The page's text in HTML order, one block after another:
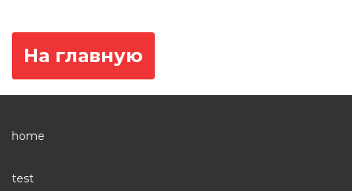
На главную
home
test